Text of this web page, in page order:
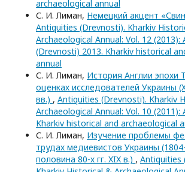
archaeological annual
С. И. Лиман, Немецкий акцент
Antiquities (Drevnosti). Kharkiv
Archaeological Annual: Vol. 12 (2013):
(Drevnosti) 2013. Kharkiv historical
annual
С. И. Лиман, История Англии эпохи
оценках исследователей Украины
вв.) , Antiquities (Drevnosti). Kharkiv
Archaeological Annual: Vol. 10 (2011):
Kharkiv historical and archaeological
С. И. Лиман, Изучение проблемы
трудах медиевистов Украины
половина 80-х гг. XIX в.) , Antiquities